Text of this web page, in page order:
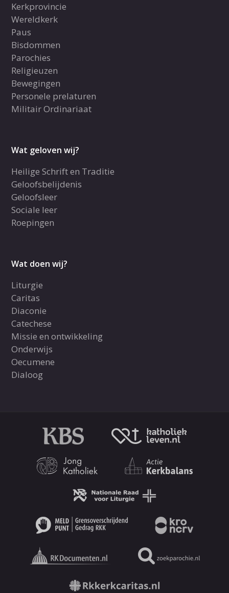
Kerkprovincie
Wereldkerk
Paus
Bisdommen
Parochies
Religieuzen
Bewegingen
Personele prelaturen
Militair Ordinariaat
Wat geloven wij?
Heilige Schrift en Traditie
Geloofsbelijdenis
Geloofsleer
Sociale leer
Roepingen
Wat doen wij?
Liturgie
Caritas
Diaconie
Catechese
Missie en ontwikkeling
Onderwijs
Oecumene
Dialoog